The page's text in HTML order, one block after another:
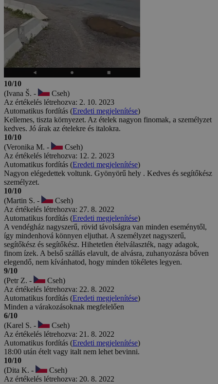
10/10
(Ivana Š. -
Cseh)
Az értékelés létrehozva: 2. 10. 2023
Automatikus fordítás (Eredeti megjelenítése)
Kellemes, tiszta környezet. Az ételek nagyon finomak, a személyzet
kedves. Jó árak az ételekre és italokra.
10/10
(Veronika M. -
Cseh)
Az értékelés létrehozva: 12. 2. 2023
Automatikus fordítás (Eredeti megjelenítése)
Nagyon elégedettek voltunk. Gyönyörű hely . Kedves és segítőkész
személyzet.
10/10
(Martin S. -
Cseh)
Az értékelés létrehozva: 27. 8. 2022
Automatikus fordítás (Eredeti megjelenítése)
A vendégház nagyszerű, rövid távolságra van minden eseménytől,
így mindenhová könnyen eljuthat. A személyzet nagyszerű,
segítőkész és segítőkész. Hihetetlen ételválaszték, nagy adagok,
finom ízek. A belső szállás elavult, de alvásra, zuhanyozásra bőven
elegendő, nem kívánhatod, hogy minden tökéletes legyen.
9/10
(Petr Z. -
Cseh)
Az értékelés létrehozva: 22. 8. 2022
Automatikus fordítás (Eredeti megjelenítése)
Minden a várakozásoknak megfelelően
6/10
(Karel S. -
Cseh)
Az értékelés létrehozva: 21. 8. 2022
Automatikus fordítás (Eredeti megjelenítése)
18:00 után ételt vagy italt nem lehet bevinni.
10/10
(Dita K. -
Cseh)
Az értékelés létrehozva: 20. 8. 2022